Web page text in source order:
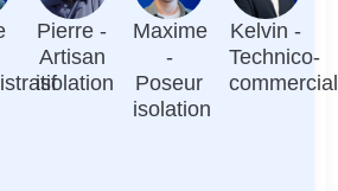
Pierre -
Artisan
isolation
Maxime
-
Poseur
isolation
Kelvin -
Technico-
commercial